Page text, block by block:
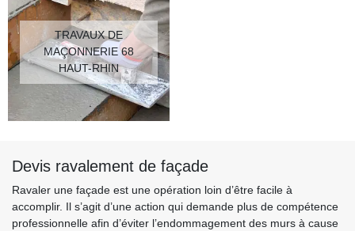
TRAVAUX DE
MAÇONNERIE 68
HAUT-RHIN
Devis ravalement de façade
Ravaler une façade est une opération loin d’être facile à
accomplir. Il s’agit d’une action qui demande plus de compétence
professionnelle afin d’éviter l’endommagement des murs à cause